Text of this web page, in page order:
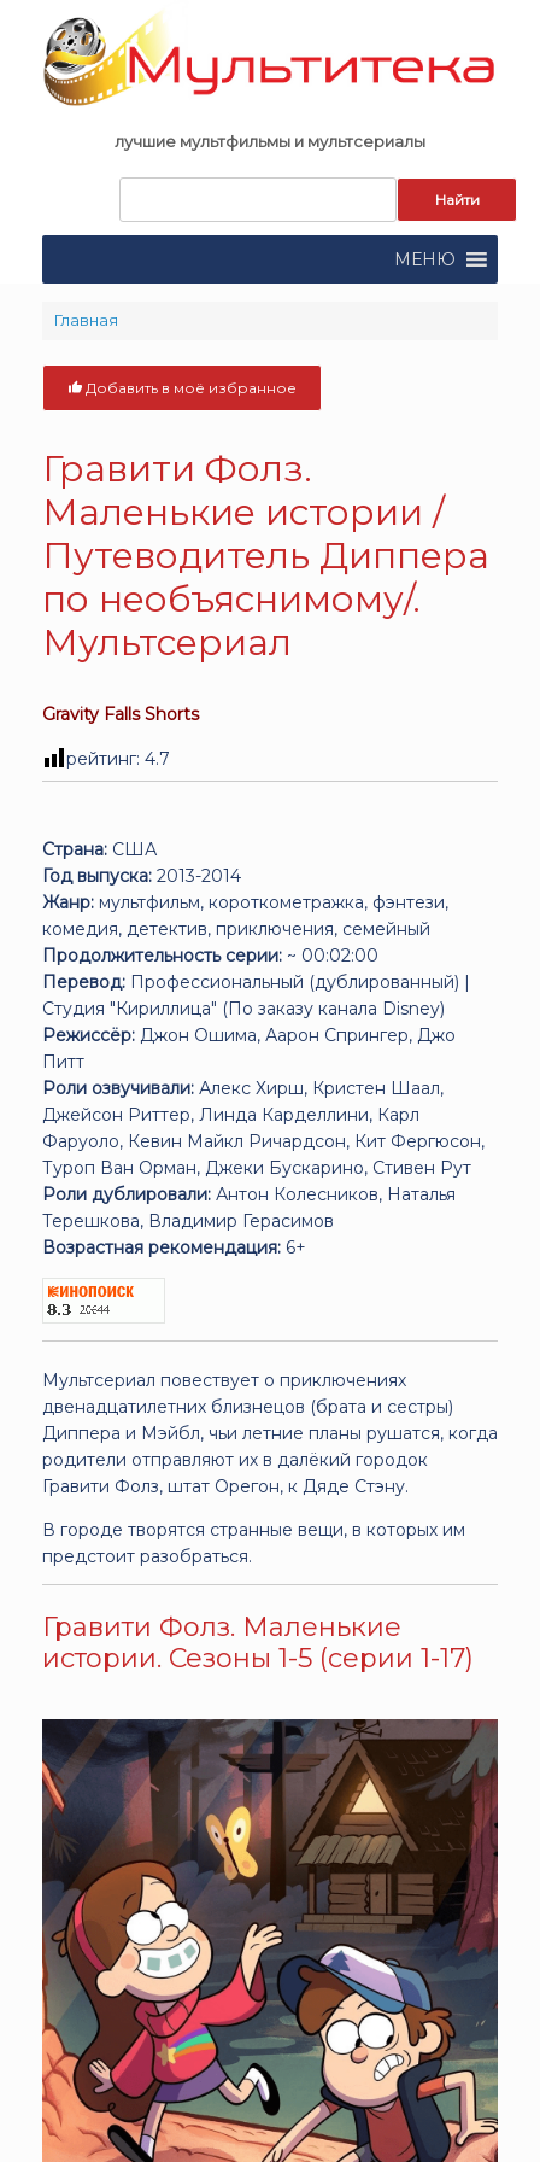
content
лучшие мультфильмы и мультсериалы
поиска:
МЕНЮ
Главная
Добавить в моё избранное
Гравити Фолз.
Маленькие истории /
Путеводитель Диппера
по необъяснимому/.
Мультсериал
Gravity Falls Shorts
рейтинг: 4.7
Страна: США
Год выпуска: 2013-2014
Жанр: мультфильм, короткометражка, фэнтези,
комедия, детектив, приключения, семейный
Продолжительность серии: ~ 00:02:00
Перевод: Профессиональный (дублированный) |
Студия "Кириллица" (По заказу канала Disney)
Режиссёр: Джон Ошима, Аарон Спрингер, Джо
Питт
Роли озвучивали: Алекс Хирш, Кристен Шаал,
Джейсон Риттер, Линда Карделлини, Карл
Фаруоло, Кевин Майкл Ричардсон, Кит Фергюсон,
Туроп Ван Орман, Джеки Бускарино, Стивен Рут
Роли дублировали: Антон Колесников, Наталья
Терешкова, Владимир Герасимов
Возрастная рекомендация: 6+
Мультсериал повествует о приключениях
двенадцатилетних близнецов (брата и сестры)
Диппера и Мэйбл, чьи летние планы рушатся, когда
родители отправляют их в далёкий городок
Гравити Фолз, штат Орегон, к Дяде Стэну.
В городе творятся странные вещи, в которых им
предстоит разобраться.
Гравити Фолз. Маленькие
истории. Сезоны 1-5 (серии 1-17)